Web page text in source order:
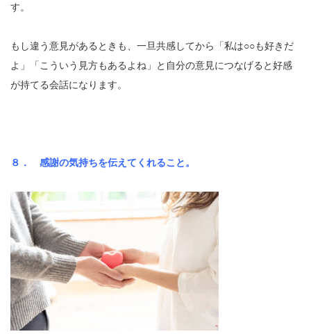
す。
もし違う意見があるときも、一旦共感してから「私は○○も好きだ
よ」「こういう見方もあるよね」と自分の意見につなげると好感
が持てる会話になります。
８． 感謝の気持ちを伝えてくれること。